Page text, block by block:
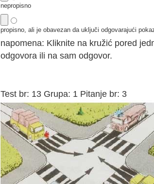
nepropisno
propisno, ali je obavezan da uključi odgovarajući
napomena: Kliknite na kružić pored
odgovora ili na sam odgovor.
Test br: 13 Grupa: 1 Pitanje br: 3